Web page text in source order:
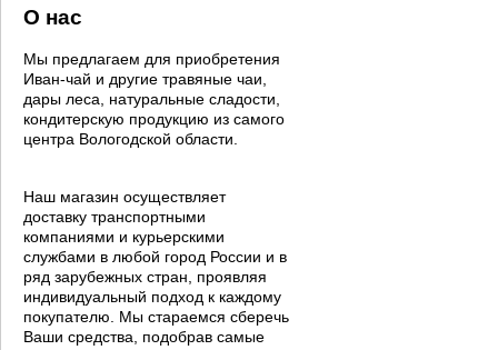
О нас
Мы предлагаем для приобретения
Иван-чай и другие травяные чаи,
дары леса, натуральные сладости,
кондитерскую продукцию из самого
центра Вологодской области.
Наш магазин осуществляет
доставку транспортными
компаниями и курьерскими
службами в любой город России и в
ряд зарубежных стран, проявляя
индивидуальный подход к каждому
покупателю. Мы стараемся сберечь
Ваши средства, подобрав самые